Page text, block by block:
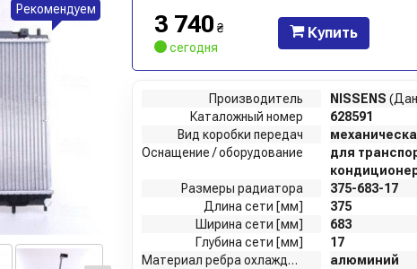
Рекомендуем
3 740 ₴
сегодня
Купить
Производитель NISSENS
Каталожный номер
628591
Вид коробки передач
Оснащение / оборудование
для
Размеры радиатора
375-683-17
Длина сети [мм]
375
Ширина сети [мм]
683
Глубина сети [мм]
17
Материал ребра охлаждения
алюминий